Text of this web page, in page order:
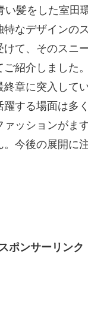
い髪をした室田
特なデザインの
けて、そのスニ
ご紹介しました
終章に突入して
躍する場面は多
ァッションがま
今後の展開に
スポンサーリンク